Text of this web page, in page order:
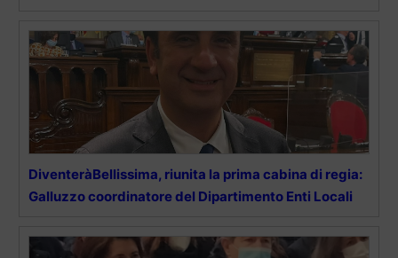
DiventeràBellissima, riunita la prima cabina di regia:
Galluzzo coordinatore del Dipartimento Enti Locali